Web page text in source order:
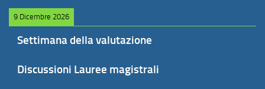
9 Dicembre 2026
Settimana della valutazione
Discussioni Lauree magistrali